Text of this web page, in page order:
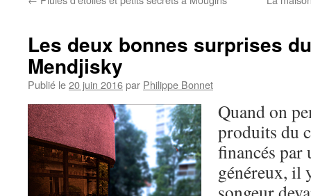
Les deux bonnes surprises
Mendjisky
Publié le20 juin 2016par Philippe Bonnet
Quand on
produits du
financés par
généreux, il